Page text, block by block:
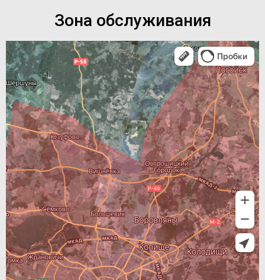
Зона обслуживания